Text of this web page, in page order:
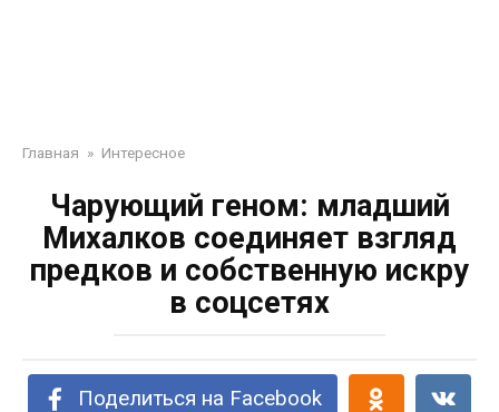
Главная » Интересное
Чарующий геном: младший
Михалков соединяет взгляд
предков и собственную искру
в соцсетях
Поделиться на Facebook